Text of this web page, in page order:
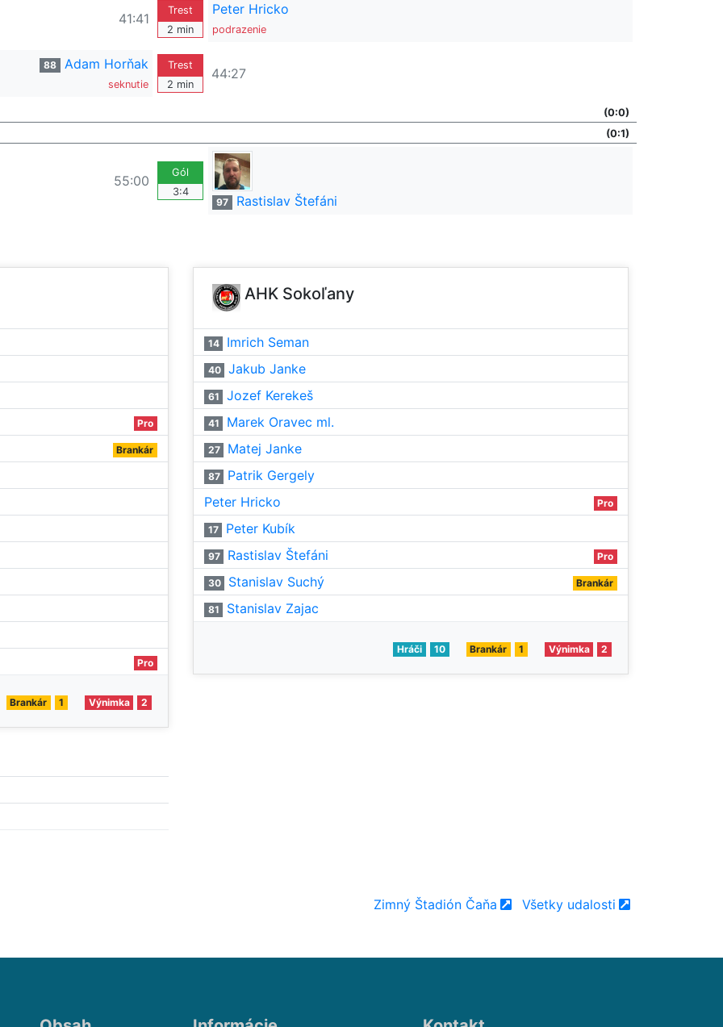
41:41
Trest
2 min
Peter Hricko
podrazenie
88 Adam Horňak
seknutie
Trest
2 min
44:27
(0:0)
(0:1)
55:00
Gól
3:4
97
Rastislav Štefáni
Pro
Brankár
Pro
Brankár 1 Výnimka 2
AHK Sokoľany
14 Imrich Seman
40 Jakub Janke
61 Jozef Kerekeš
41 Marek Oravec ml.
27 Matej Janke
87
Patrik Gergely
Peter Hricko
Pro
17 Peter Kubík
97 Rastislav Štefáni Pro
30 Stanislav Suchý Brankár
81 Stanislav Zajac
Hráči 10 Brankár 1 Výnimka 2
Zimný Štadión Čaňa Všetky udalosti